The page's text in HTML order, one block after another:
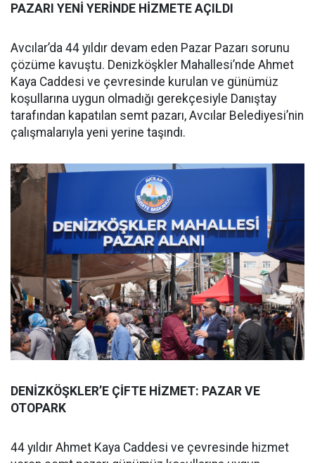
PAZARI YENİ YERİNDE HİZMETE AÇILDI
Avcılar’da 44 yıldır devam eden Pazar Pazarı sorunu
çözüme kavuştu. Denizköşkler Mahallesi’nde Ahmet
Kaya Caddesi ve çevresinde kurulan ve günümüz
koşullarına uygun olmadığı gerekçesiyle Danıştay
tarafından kapatılan semt pazarı, Avcılar Belediyesi’nin
çalışmalarıyla yeni yerine taşındı.
DENİZKÖŞKLER’E ÇİFTE HİZMET: PAZAR VE
OTOPARK
44 yıldır Ahmet Kaya Caddesi ve çevresinde hizmet